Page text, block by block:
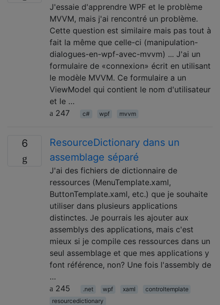
J'essaie d'apprendre WPF et le problème
MVVM, mais j'ai rencontré un problème.
Cette question est similaire mais pas tout à
fait la même que celle-ci (manipulation-
dialogues-en-wpf-avec-mvvm) ... J'ai un
formulaire de «connexion» écrit en utilisant
le modèle MVVM. Ce formulaire a un
ViewModel qui contient le nom d'utilisateur
et le …
247
c# wpf mvvm
6
ResourceDictionary dans un
assemblage séparé
J'ai des fichiers de dictionnaire de
ressources (MenuTemplate.xaml,
ButtonTemplate.xaml, etc.) que je souhaite
utiliser dans plusieurs applications
distinctes. Je pourrais les ajouter aux
assemblys des applications, mais c'est
mieux si je compile ces ressources dans un
seul assemblage et que mes applications y
font référence, non? Une fois l'assembly de
…
245
.net wpf xaml
controltemplate
resourcedictionary